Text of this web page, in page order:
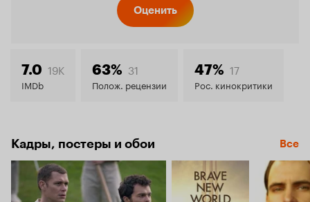
7.2
Оценить
7.0 19K
IMDb
63% 31
Полож. рецензии
47% 17
Рос. кинокритики
Кадры, постеры и обои Все